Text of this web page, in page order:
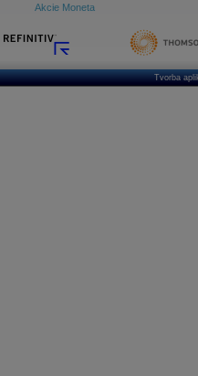
Akcie Moneta
Tvorba